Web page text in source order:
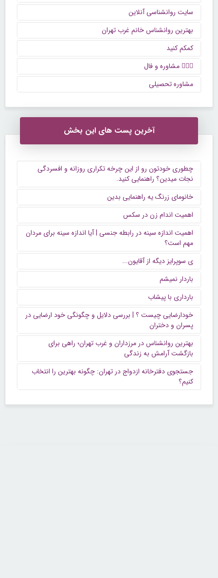
سایت روانشناسی آنلاین
بهترین روانشناس خانم غرب تهران
کمکم کنید
🙋🏻‍♀️ مشاوره و فال
مشاوره تحصیلی
آخرین پست های این بخش
چطوری خودتون رو از این چرخه تکراری روزانه و افسردگی
نجات میدین؟ راهنمایی کنید.
خانومای زرنگ یه راهنمایی بدین
اهمیت اندام زن در سکس
اهمیت اندازه سینه در رابطه جنسی | آیا اندازه سینه برای مردان
مهم است؟
ی سوپرایز دیگه از آقایون...
باردار نمیشم
بارداری با پیشاب
خودارضایی چیست ؟ | بررسی دلایل و چگونگی خود ارضایی در
پسران و دختران
بهترین روانشناس در مرزداران و غرب تهران؛ راهی برای
بازگشت آرامش به زندگی
جستجوی دفترخانه ازدواج در تهران: چگونه بهترین را انتخاب
کنیم؟